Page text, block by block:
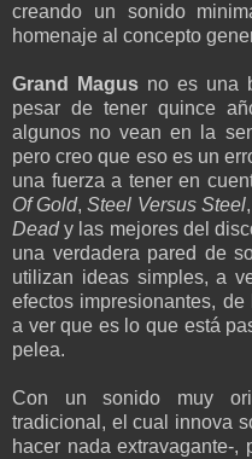
creando un sonido
homenaje al concepto
Grand Magus no es una
pesar de tener quince
algunos no vean en la
pero creo que eso es un
una fuerza a tener en
Of Gold,Steel Versus Steel
Deady las mejores del
una verdadera pared de
utilizan ideas simples, a
efectos impresionantes,
a ver que es lo que está
pelea.
Con un sonido muy
tradicional, el cual innova
hacer nada extravagante-